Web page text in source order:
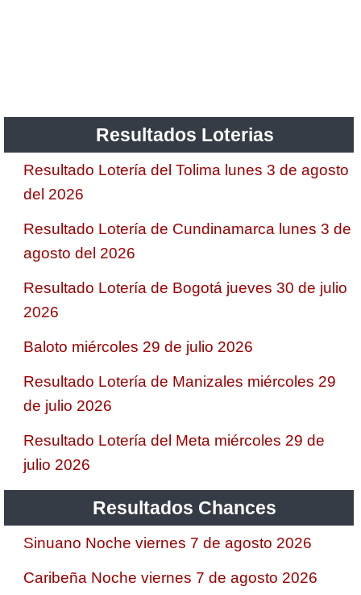
Resultados Loterias
Resultado Lotería del Tolima lunes 3 de agosto
del 2026
Resultado Lotería de Cundinamarca lunes 3 de
agosto del 2026
Resultado Lotería de Bogotá jueves 30 de julio
2026
Baloto miércoles 29 de julio 2026
Resultado Lotería de Manizales miércoles 29
de julio 2026
Resultado Lotería del Meta miércoles 29 de
julio 2026
Resultados Chances
Sinuano Noche viernes 7 de agosto 2026
Caribeña Noche viernes 7 de agosto 2026